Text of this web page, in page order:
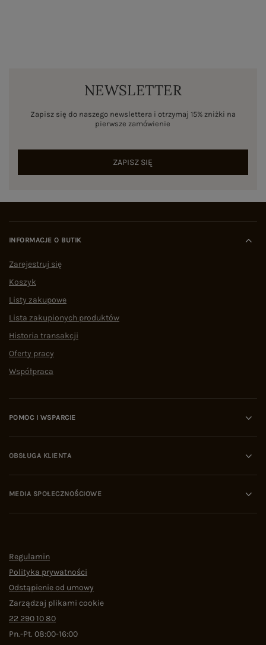
NEWSLETTER
Zapisz się do naszego newslettera i otrzymaj 15% zniżki na
pierwsze zamówienie
ZAPISZ SIĘ
INFORMACJE O BUTIK
Zarejestruj się
Koszyk
Listy zakupowe
Lista zakupionych produktów
Historia transakcji
Oferty pracy
Współpraca
POMOC I WSPARCIE
OBSŁUGA KLIENTA
MEDIA SPOŁECZNOŚCIOWE
Regulamin
Polityka prywatności
Odstąpienie od umowy
Zarządzaj plikami cookie
22 290 10 80
Pn.-Pt. 08:00-16:00